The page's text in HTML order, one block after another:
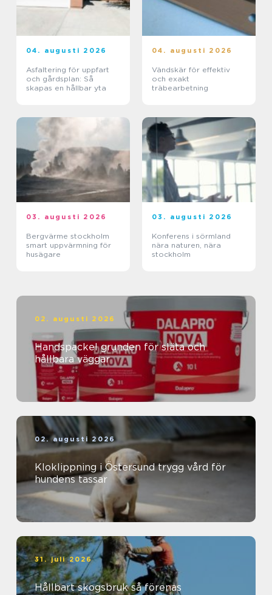
04. augusti 2026
Asfaltering för uppfart
och gårdsplan: Så
skapas en hållbar yta
04. augusti 2026
Vändskär för effektiv
och exakt
träbearbetning
03. augusti 2026
Bergvärme stockholm
smart uppvärmning för
husägare
03. augusti 2026
Konferens i sörmland
nära naturen, nära
stockholm
02. augusti 2026
Handspackel grunden för släta och
hållbara väggar
02. augusti 2026
Kloklippning i Östersund trygg vård för
hundens tassar
31. juli 2026
Hållbart skogsbruk så förenas